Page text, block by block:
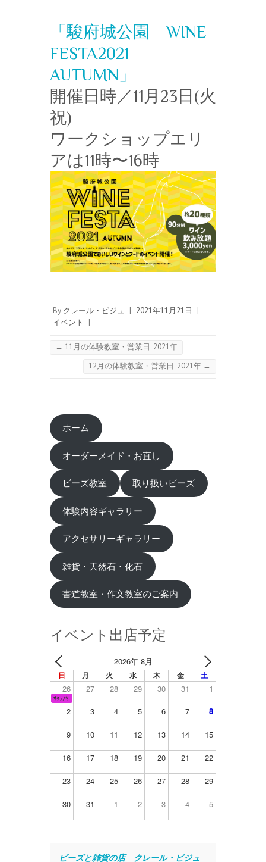
「駿府城公園 WINE
FESTA2021
AUTUMN」
開催日時／11月23日(火
祝)
ワークショップエリ
アは11時〜16時
By クレール・ビジュ | 2021年11月21日
|
イベント
|
← 11月の体験教室・営業日_2021年
12月の体験教室・営業日_2021年 →
ホーム
オーダーメイド・お直し
ビーズ教室 取り扱いビーズ
体験内容ギャラリー
アクセサリーギャラリー
雑貨・天然石・化石
書道教室・作文教室のご案内
イベント出店予定
2026年 8月
日 月 火 水 木 金 土
26 27 28 29 30 31 1
ｻｸﾗﾉｷ
2 3 4 5 6 7 8
9 10 11 12 13 14 15
16 17 18 19 20 21 22
23 24 25 26 27 28 29
30 31 1 2 3 4 5
ビーズと雑貨の店　クレール・ビジュ